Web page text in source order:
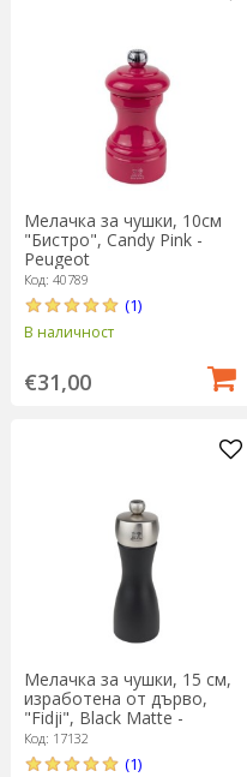
Мелачка за чушки, 10см
"Бистро", Candy Pink -
Peugeot
Код: 40789
(1)
В наличност
€31,00
Мелачка за чушки, 15 см,
изработена от дърво,
"Fidji", Black Matte -
Peugeot
Код: 17132
(1)